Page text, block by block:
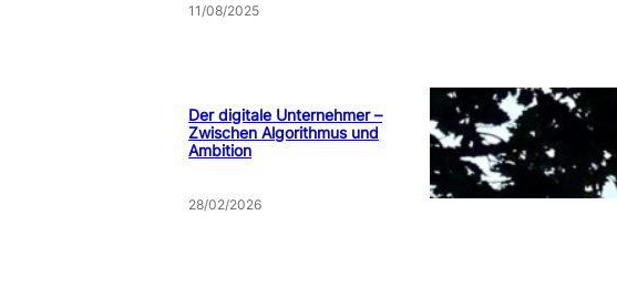
11/08/2025
Der digitale Unternehmer –
Zwischen Algorithmus und
Ambition
28/02/2026